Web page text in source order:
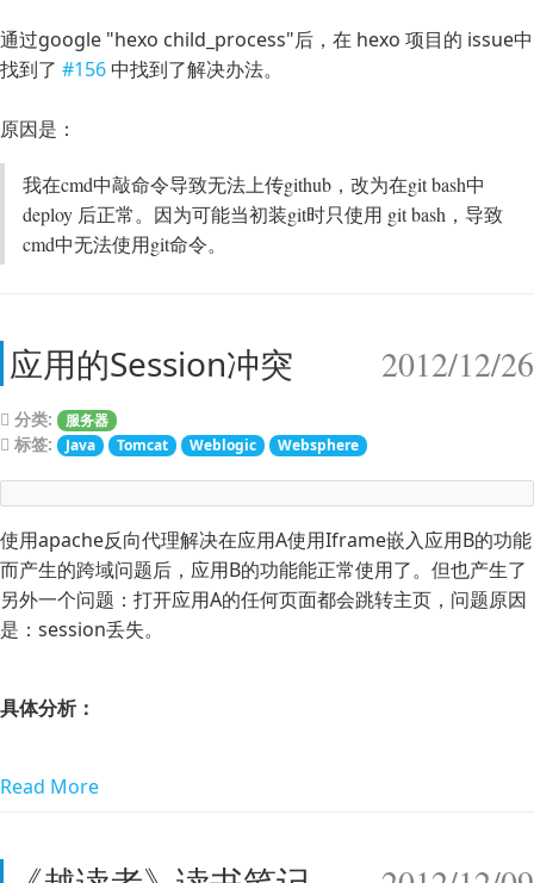
通过google "hexo child_process"后，在 hexo 项目的 issue中
找到了 #156 中找到了解决办法。
原因是：
我在cmd中敲命令导致无法上传github，改为在git bash中
deploy 后正常。因为可能当初装git时只使用 git bash，导致
cmd中无法使用git命令。
应用的Session冲突 2012/12/26
分类: 服务器
标签: Java Tomcat Weblogic Websphere
使用apache反向代理解决在应用A使用Iframe嵌入应用B的功能
而产生的跨域问题后，应用B的功能能正常使用了。但也产生了
另外一个问题：打开应用A的任何页面都会跳转主页，问题原因
是：session丢失。
具体分析：
Read More